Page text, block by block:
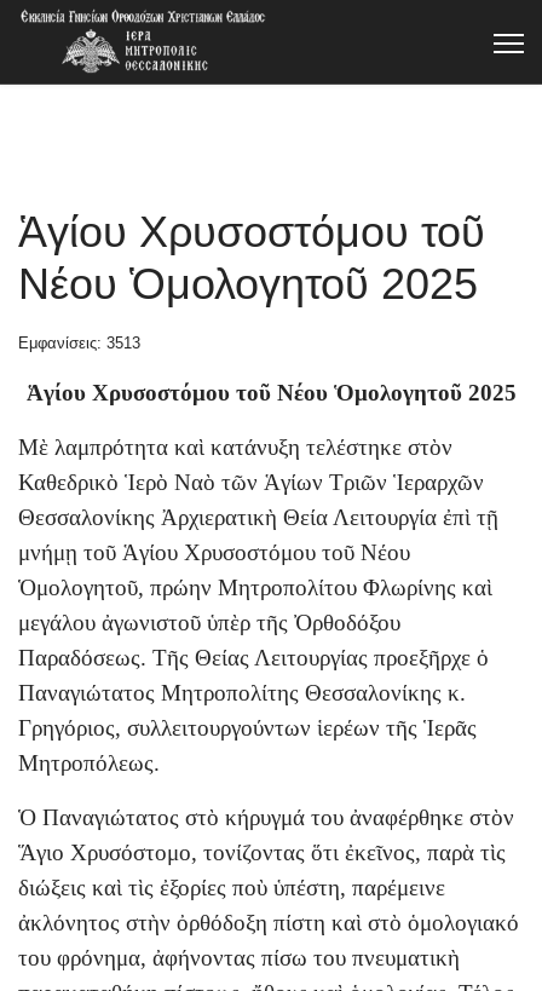
Ἁγίου Χρυσοστόμου τοῦ
Νέου Ὁμολογητοῦ 2025
Εμφανίσεις: 3513
Ἁγίου Χρυσοστόμου τοῦ Νέου Ὁμολογητοῦ 2025
Μὲ λαμπρότητα καὶ κατάνυξη τελέστηκε στὸν
Καθεδρικὸ Ἱερὸ Ναὸ τῶν Ἁγίων Τριῶν Ἱεραρχῶν
Θεσσαλονίκης Ἀρχιερατικὴ Θεία Λειτουργία ἐπὶ τῇ
μνήμῃ τοῦ Ἁγίου Χρυσοστόμου τοῦ Νέου
Ὁμολογητοῦ, πρώην Μητροπολίτου Φλωρίνης καὶ
μεγάλου ἀγωνιστοῦ ὑπὲρ τῆς Ὀρθοδόξου
Παραδόσεως. Τῆς Θείας Λειτουργίας προεξῆρχε ὁ
Παναγιώτατος Μητροπολίτης Θεσσαλονίκης κ.
Γρηγόριος, συλλειτουργούντων ἱερέων τῆς Ἱερᾶς
Μητροπόλεως.
Ὁ Παναγιώτατος στὸ κήρυγμά του ἀναφέρθηκε στὸν
Ἅγιο Χρυσόστομο, τονίζοντας ὅτι ἐκεῖνος, παρὰ τὶς
διώξεις καὶ τὶς ἐξορίες ποὺ ὑπέστη, παρέμεινε
ἀκλόνητος στὴν ὀρθόδοξη πίστη καὶ στὸ ὁμολογιακό
του φρόνημα, ἀφήνοντας πίσω του πνευματικὴ